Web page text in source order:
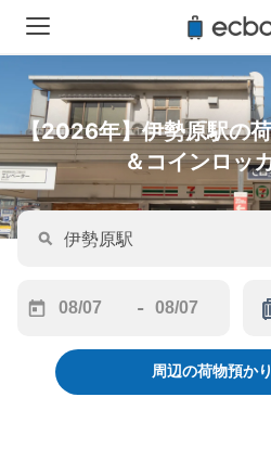
【2026年】伊勢原駅の
＆コインロッ
forward
interact
-
backward
to
interact
周辺の荷物預か